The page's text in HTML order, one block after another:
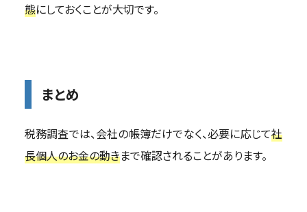
態にしておくことが大切です。
まとめ
税務調査では、会社の帳簿だけでなく、必要に応じて社
長個人のお金の動きまで確認されることがあります。